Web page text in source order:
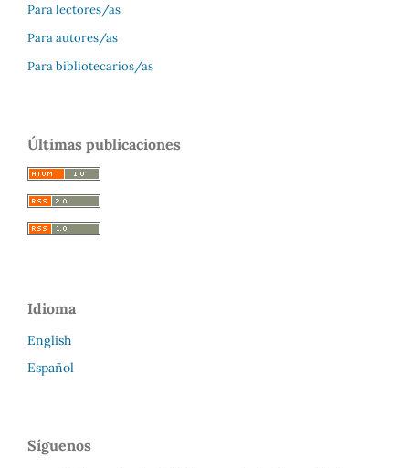
Para lectores/as
Para autores/as
Para bibliotecarios/as
Últimas publicaciones
Idioma
English
Español
Síguenos